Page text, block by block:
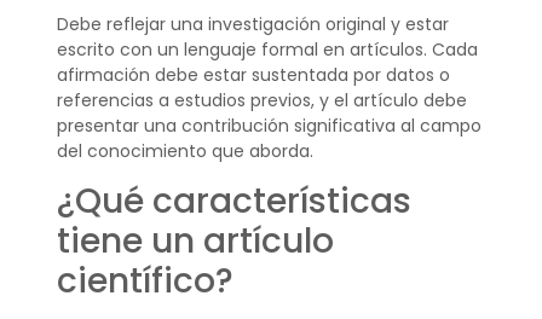
Debe reflejar una investigación original y estar
escrito con un lenguaje formal en artículos. Cada
afirmación debe estar sustentada por datos o
referencias a estudios previos, y el artículo debe
presentar una contribución significativa al campo
del conocimiento que aborda.
¿Qué características
tiene un artículo
científico?